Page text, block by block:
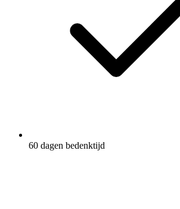
60 dagen bedenktijd